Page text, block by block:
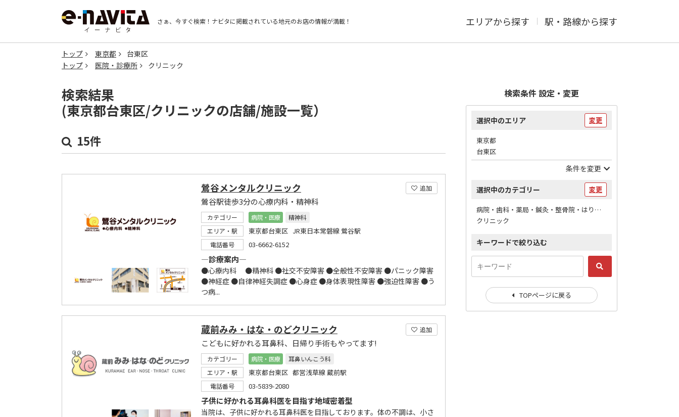
さぁ、今すぐ検索！ ナビタに掲載されている地元のお店の情報が満載！ エリアから探す 駅・路線から探す
トップ 東京都
台東区
トップ
医院・診療所 クリニック
検索結果
(東京都台東区/クリニックの店舗/施設一覧）
15件
追加
鶯谷メンタルクリニック
鶯谷駅徒歩3分の心療内科・精神科
カテゴリー 病院・医療
精神科
エリア・駅
東京都台東区 JR東日本常磐線 鶯谷駅
電話番号 03-6662-6152
―診療案内―
●心療内科 ●精神科 ●社交不安障害 ●全般性不安障害 ●パニック障害
●神経症 ●自律神経失調症 ●心身症 ●身体表現性障害 ●強迫性障害 ●う
つ病...
追加
蔵前みみ・はな・のどクリニック
こどもに好かれる耳鼻科、日帰り手術もやってます!
カテゴリー 病院・医療
耳鼻いんこう科
エリア・駅
東京都台東区 都営浅草線 蔵前駅
電話番号 03-5839-2080
子供に好かれる耳鼻科医を目指す地域密着型
当院は、子供に好かれる耳鼻科医を目指しております。体の不調は、小さ
検索条件 設定・変更
選択中のエリア 変更
東京都
台東区
条件を変更
選択中のカテゴリー 変更
病院・歯科・薬局・鍼灸・整骨院・はりマッサージ / 医院・診療所
クリニック
キーワードで絞り込む
TOPページに戻る